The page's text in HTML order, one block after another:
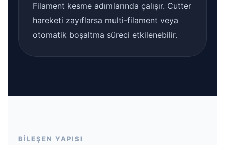
Filament kesme adımlarında çalışır. Cutter
hareketi zayıflarsa multi-filament veya
otomatik boşaltma süreci etkilenebilir.
BİLEŞEN YAPISI